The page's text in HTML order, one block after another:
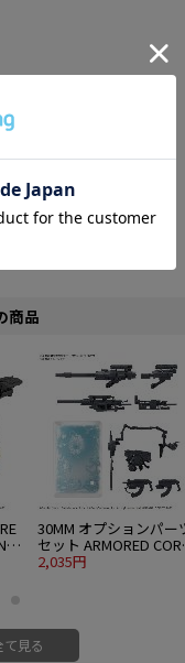
商品
30MM オプションパー
セット ARMORED
VI FIRES OF RUBICON
2,035円
見る